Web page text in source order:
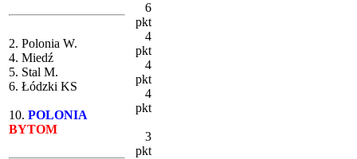
2. Polonia W.
4. Miedź
5. Stal M.
6. Łódzki KS
10. POLONIA
BYTOM
6
pkt
4
pkt
4
pkt
4
pkt
3
pkt